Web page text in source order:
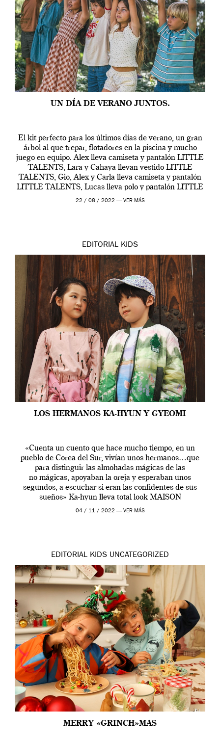
UN DÍA DE VERANO JUNTOS.
El kit perfecto para los últimos días de verano, un gran
árbol al que trepar, flotadores en la piscina y mucho
juego en equipo. Alex lleva camiseta y pantalón LITTLE
TALENTS, Lara y Cahaya llevan vestido LITTLE
TALENTS, Gio, Alex y Carla lleva camiseta y pantalón
LITTLE TALENTS, Lucas lleva polo y pantalón LITTLE
TALENTS y calcetines THE […]
22 / 08 / 2022 — VER MÁS
EDITORIAL KIDS
LOS HERMANOS KA-HYUN Y GYEOMI
«Cuenta un cuento que hace mucho tiempo, en un
pueblo de Corea del Sur, vivían unos hermanos…que
para distinguir las almohadas mágicas de las
no mágicas, apoyaban la oreja y esperaban unos
segundos, a escuchar si eran las confidentes de sus
sueños» Ka-hyun lleva total look MAISON
MANGOSTAN Ka-hyun lleva vestido de LMN3 y
04 / 11 / 2022 — VER MÁS
EDITORIAL KIDS UNCATEGORIZED
MERRY «GRINCH»MAS